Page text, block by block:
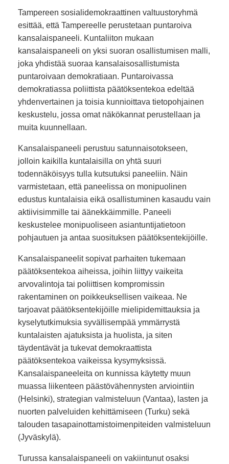
Tampereen sosialidemokraattinen valtuustoryhmä
esittää, että Tampereelle perustetaan puntaroiva
kansalaispaneeli. Kuntaliiton mukaan
kansalaispaneeli on yksi suoran osallistumisen malli,
joka yhdistää suoraa kansalaisosallistumista
puntaroivaan demokratiaan. Puntaroivassa
demokratiassa poliittista päätöksentekoa edeltää
yhdenvertainen ja toisia kunnioittava tietopohjainen
keskustelu, jossa omat näkökannat perustellaan ja
muita kuunnellaan.
Kansalaispaneeli perustuu satunnaisotokseen,
jolloin kaikilla kuntalaisilla on yhtä suuri
todennäköisyys tulla kutsutuksi paneeliin. Näin
varmistetaan, että paneelissa on monipuolinen
edustus kuntalaisia eikä osallistuminen kasaudu vain
aktiivisimmille tai äänekkäimmille. Paneeli
keskustelee monipuoliseen asiantuntijatietoon
pohjautuen ja antaa suosituksen päätöksentekijöille.
Kansalaispaneelit sopivat parhaiten tukemaan
päätöksentekoa aiheissa, joihin liittyy vaikeita
arvovalintoja tai poliittisen kompromissin
rakentaminen on poikkeuksellisen vaikeaa. Ne
tarjoavat päätöksentekijöille mielipidemittauksia ja
kyselytutkimuksia syvällisempää ymmärrystä
kuntalaisten ajatuksista ja huolista, ja siten
täydentävät ja tukevat demokraattista
päätöksentekoa vaikeissa kysymyksissä.
Kansalaispaneeleita on kunnissa käytetty muun
muassa liikenteen päästövähennysten arviointiin
(Helsinki), strategian valmisteluun (Vantaa), lasten ja
nuorten palveluiden kehittämiseen (Turku) sekä
talouden tasapainottamistoimenpiteiden valmisteluun
(Jyväskylä).
Turussa kansalaispaneeli on vakiintunut osaksi